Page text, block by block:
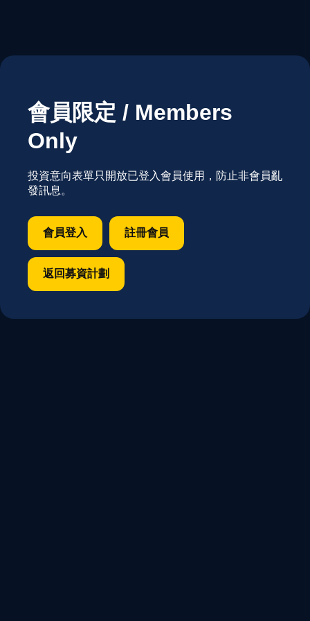
會員限定 / Members
Only
投資意向表單只開放已登入會員使用，防止非會員亂
發訊息。
會員登入 註冊會員
返回募資計劃